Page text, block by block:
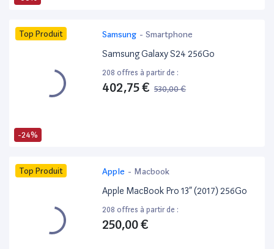
-24%
Top Produit Samsung - Smartphone
Samsung Galaxy S24 256Go
208 offres à partir de :
402,75 € 530,00 €
Top Produit Apple - Macbook
Apple MacBook Pro 13” (2017) 256Go
208 offres à partir de :
250,00 €